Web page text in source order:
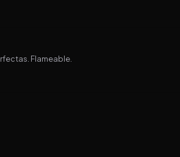
Flameable.